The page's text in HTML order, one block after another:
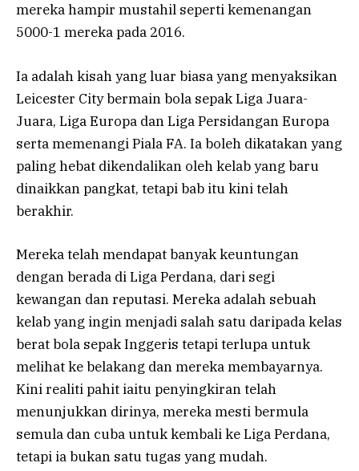
mereka hampir mustahil seperti kemenangan
5000-1 mereka pada 2016.
Ia adalah kisah yang luar biasa yang menyaksikan
Leicester City bermain bola sepak Liga Juara-
Juara, Liga Europa dan Liga Persidangan Europa
serta memenangi Piala FA. Ia boleh dikatakan yang
paling hebat dikendalikan oleh kelab yang baru
dinaikkan pangkat, tetapi bab itu kini telah
berakhir.
Mereka telah mendapat banyak keuntungan
dengan berada di Liga Perdana, dari segi
kewangan dan reputasi. Mereka adalah sebuah
kelab yang ingin menjadi salah satu daripada kelas
berat bola sepak Inggeris tetapi terlupa untuk
melihat ke belakang dan mereka membayarnya.
Kini realiti pahit iaitu penyingkiran telah
menunjukkan dirinya, mereka mesti bermula
semula dan cuba untuk kembali ke Liga Perdana,
tetapi ia bukan satu tugas yang mudah.